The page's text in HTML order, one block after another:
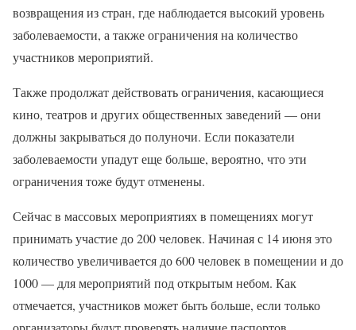
возвращения из стран, где наблюдается высокий уровень
заболеваемости, а также ограничения на количество
участников мероприятий.
Также продолжат действовать ограничения, касающиеся
кино, театров и других общественных заведений — они
должны закрываться до полуночи. Если показатели
заболеваемости упадут еще больше, вероятно, что эти
ограничения тоже будут отменены.
Сейчас в массовых мероприятиях в помещениях могут
принимать участие до 200 человек. Начиная с 14 июня это
количество увеличивается до 600 человек в помещении и до
1000 — для мероприятий под открытым небом. Как
отмечается, участников может быть больше, если только